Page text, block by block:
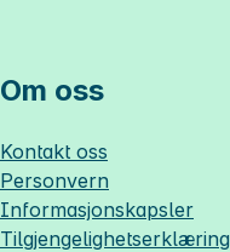
Om oss
Kontakt oss
Personvern
Informasjonskapsler
Tilgjengelighetserklæring